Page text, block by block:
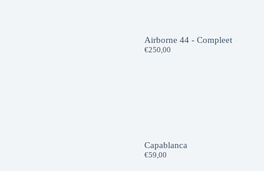
Airborne 44 - Compleet
€250,00
Capablanca
€59,00